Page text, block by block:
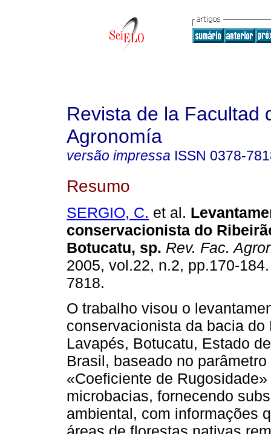
Revista de la Facultad
Agronomía
versão impressa ISSN 0378-
Resumo
SERGIO, C. et al.
conservacionista do
Botucatu, sp. Rev. Fac.
2005, vol.22, n.2, pp.170-
7818.
O trabalho visou o
conservacionista da bacia do
Lavapés, Botucatu, Estado
Brasil, baseado no
«Coeficiente de Rugosidade»
microbacias, fornecendo
ambiental, com informações